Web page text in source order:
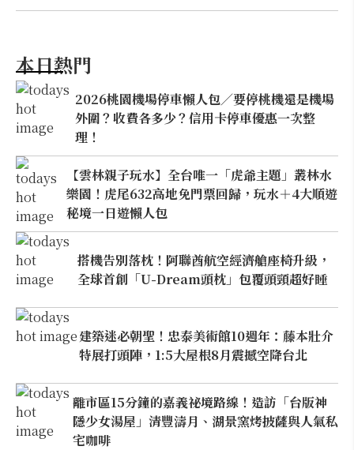
本日熱門
2026桃園機場停車懶人包／要停桃機還是機場
外圍？收費各多少？信用卡停車優惠一次整
理！
【雲林親子玩水】全台唯一「虎爺主題」叢林水
樂園！虎尾632高地免門票回歸，玩水＋4大順遊
秘境一日遊懶人包
搭機告別落枕！阿聯酋航空經濟艙座椅升級，
全球首創「U-Dream頭枕」包覆頭頸超好睡
建築迷必朝聖！忠泰美術館10週年：藤本壯介
特展打頭陣，1:5大屋根8月震撼空降台北
離市區15分鐘的嘉義祕境路線！造訪「台版神
隱少女湯屋」清豐濤月、湖景窯烤披薩與人氣私
宅咖啡